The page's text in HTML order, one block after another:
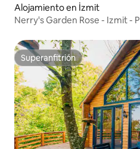
Alojamiento en İzmit
Nerry's Garden Rose - Izmit -
Superanfitrión
Superanfitrión